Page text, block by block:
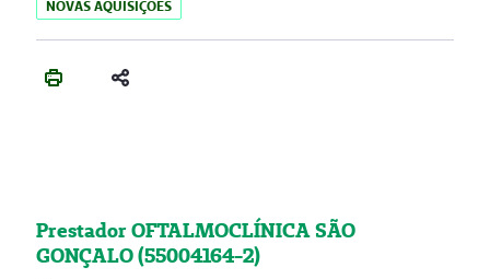
NOVAS AQUISIÇÕES
Prestador OFTALMOCLÍNICA SÃO
GONÇALO (55004164-2)